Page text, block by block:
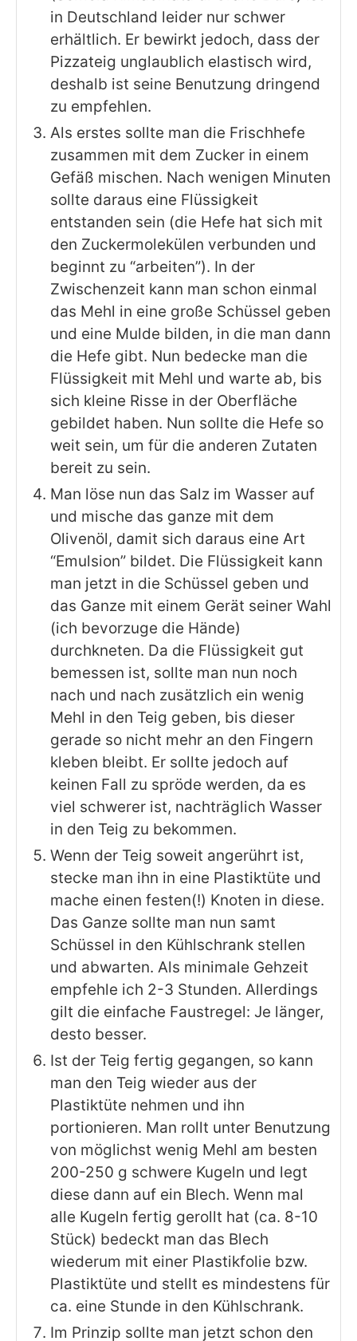
in Deutschland leider nur schwer
erhältlich. Er bewirkt jedoch, dass der
Pizzateig unglaublich elastisch wird,
deshalb ist seine Benutzung dringend
zu empfehlen.
Als erstes sollte man die Frischhefe
zusammen mit dem Zucker in einem
Gefäß mischen. Nach wenigen Minuten
sollte daraus eine Flüssigkeit
entstanden sein (die Hefe hat sich mit
den Zuckermolekülen verbunden und
beginnt zu “arbeiten”). In der
Zwischenzeit kann man schon einmal
das Mehl in eine große Schüssel geben
und eine Mulde bilden, in die man dann
die Hefe gibt. Nun bedecke man die
Flüssigkeit mit Mehl und warte ab, bis
sich kleine Risse in der Oberfläche
gebildet haben. Nun sollte die Hefe so
weit sein, um für die anderen Zutaten
bereit zu sein.
Man löse nun das Salz im Wasser auf
und mische das ganze mit dem
Olivenöl, damit sich daraus eine Art
“Emulsion” bildet. Die Flüssigkeit kann
man jetzt in die Schüssel geben und
das Ganze mit einem Gerät seiner Wahl
(ich bevorzuge die Hände)
durchkneten. Da die Flüssigkeit gut
bemessen ist, sollte man nun noch
nach und nach zusätzlich ein wenig
Mehl in den Teig geben, bis dieser
gerade so nicht mehr an den Fingern
kleben bleibt. Er sollte jedoch auf
keinen Fall zu spröde werden, da es
viel schwerer ist, nachträglich Wasser
in den Teig zu bekommen.
Wenn der Teig soweit angerührt ist,
stecke man ihn in eine Plastiktüte und
mache einen festen(!) Knoten in diese.
Das Ganze sollte man nun samt
Schüssel in den Kühlschrank stellen
und abwarten. Als minimale Gehzeit
empfehle ich 2-3 Stunden. Allerdings
gilt die einfache Faustregel: Je länger,
desto besser.
Ist der Teig fertig gegangen, so kann
man den Teig wieder aus der
Plastiktüte nehmen und ihn
portionieren. Man rollt unter Benutzung
von möglichst wenig Mehl am besten
200-250 g schwere Kugeln und legt
diese dann auf ein Blech. Wenn mal
alle Kugeln fertig gerollt hat (ca. 8-10
Stück) bedeckt man das Blech
wiederum mit einer Plastikfolie bzw.
Plastiktüte und stellt es mindestens für
ca. eine Stunde in den Kühlschrank.
Im Prinzip sollte man jetzt schon den